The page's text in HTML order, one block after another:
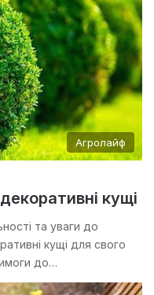
Агролайф
кущі
та уваги до
кущі для свого
до…